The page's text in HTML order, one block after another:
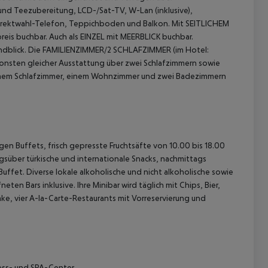
Teezubereitung, LCD-/Sat-TV, W-Lan (inklusive),
Telefon, Teppichboden und Balkon. Mit SEITLICHEM
buchbar. Auch als EINZEL mit MEERBLICK buchbar.
Die FAMILIENZIMMER/2 SCHLAFZIMMER (im Hotel:
gleicher Ausstattung über zwei Schlafzimmern sowie
Schlafzimmer, einem Wohnzimmer und zwei Badezimmern
Buffets, frisch gepresste Fruchtsäfte von 10.00 bis 18.00
türkische und internationale Snacks, nachmittags
Diverse lokale alkoholische und nicht alkoholische sowie
Bars inklusive. Ihre Minibar wird täglich mit Chips, Bier,
vier A-la-Carte-Restaurants mit Vorreservierung und